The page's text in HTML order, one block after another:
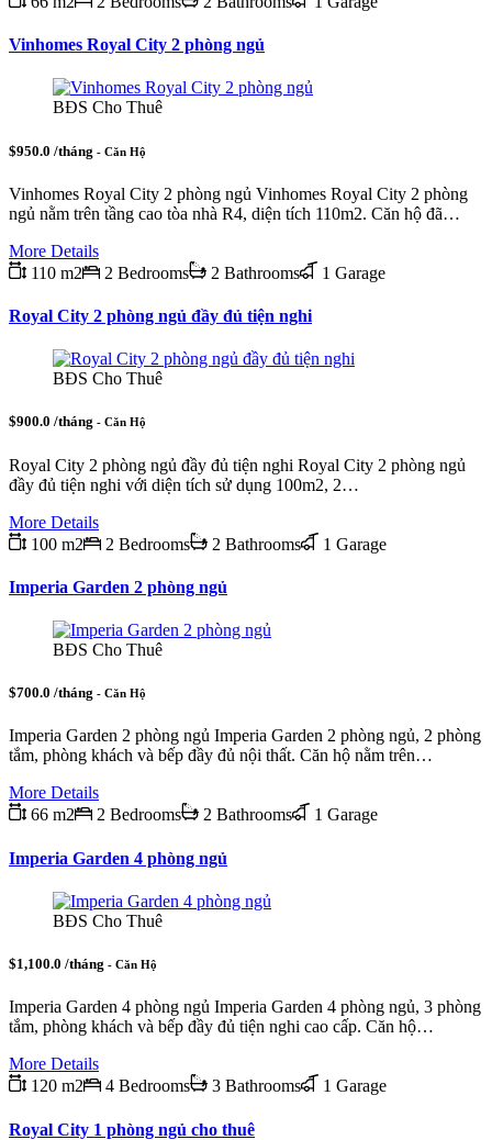
Vinhomes Royal City 2 phòng ngủ
BĐS Cho Thuê
$950.0 /tháng - Căn Hộ
Vinhomes Royal City 2 phòng ngủ Vinhomes Royal City 2 phòng
ngủ nằm trên tầng cao tòa nhà R4, diện tích 110m2. Căn hộ đã…
More Details
110 m2
2 Bedrooms 2 Bathrooms 1 Garage
Royal City 2 phòng ngủ đầy đủ tiện nghi
BĐS Cho Thuê
$900.0 /tháng - Căn Hộ
Royal City 2 phòng ngủ đầy đủ tiện nghi Royal City 2 phòng ngủ
đầy đủ tiện nghi với diện tích sử dụng 100m2, 2…
More Details
100 m2
2 Bedrooms 2 Bathrooms 1 Garage
Imperia Garden 2 phòng ngủ
BĐS Cho Thuê
$700.0 /tháng - Căn Hộ
Imperia Garden 2 phòng ngủ Imperia Garden 2 phòng ngủ, 2 phòng
tắm, phòng khách và bếp đầy đủ nội thất. Căn hộ nằm trên…
More Details
66 m2
2 Bedrooms 2 Bathrooms 1 Garage
Imperia Garden 4 phòng ngủ
BĐS Cho Thuê
$1,100.0 /tháng - Căn Hộ
Imperia Garden 4 phòng ngủ Imperia Garden 4 phòng ngủ, 3 phòng
tắm, phòng khách và bếp đầy đủ tiện nghi cao cấp. Căn hộ…
More Details
120 m2
4 Bedrooms 3 Bathrooms 1 Garage
Royal City 1 phòng ngủ cho thuê